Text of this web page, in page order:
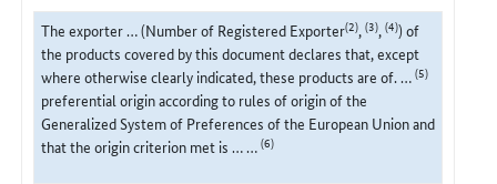
The exporter … (Number of Registered Exporter(2),(3),(4)) of
the products covered by this document declares that, except
where otherwise clearly indicated, these products are of. …(5)
preferential origin according to rules of origin of the
Generalized System of Preferences of the European Union and
that the origin criterion met is … …(6)